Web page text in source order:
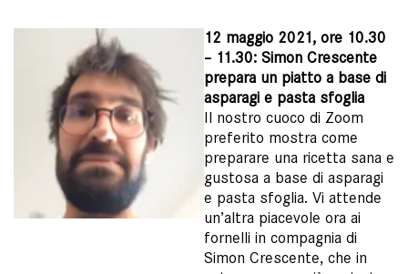
12 maggio 2021, ore 10.30
– 11.30: Simon Crescente
prepara un piatto a base di
asparagi e pasta sfoglia
Il nostro cuoco di Zoom
preferito mostra come
preparare una ricetta sana e
gustosa a base di asparagi
e pasta sfoglia. Vi attende
un’altra piacevole ora ai
fornelli in compagnia di
Simon Crescente, che in